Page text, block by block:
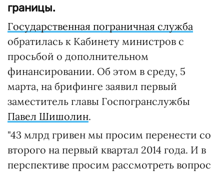
границы.
Государственная пограничная служба
обратилась к Кабинету министров с
просьбой о дополнительном
финансировании. Об этом в среду, 5
марта, на брифинге заявил первый
заместитель главы Госпогранслужбы
Павел Шишолин.
"43 млрд гривен мы просим перенести со
второго на первый квартал 2014 года. И в
перспективе просим рассмотреть вопрос